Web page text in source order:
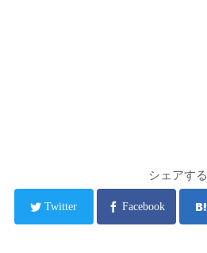
シェアする
Twitter Facebook